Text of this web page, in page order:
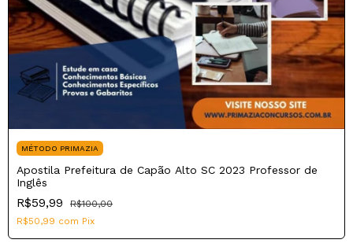
MÉTODO PRIMAZIA
Apostila Prefeitura de Capão Alto SC 2023 Professor de
Inglês
R$59,99
R$100,00
R$50,99 com Pix